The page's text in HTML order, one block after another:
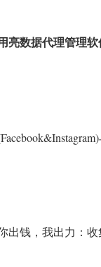
亮数据代理管理
出钱，我出力：